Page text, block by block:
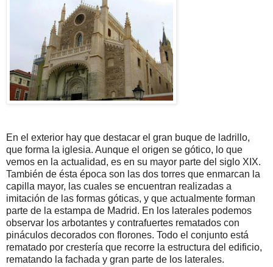
En el exterior hay que destacar el gran buque de ladrillo,
que forma la iglesia. Aunque el origen se gótico, lo que
vemos en la actualidad, es en su mayor parte del siglo XIX.
También de ésta época son las dos torres que enmarcan la
capilla mayor, las cuales se encuentran realizadas a
imitación de las formas góticas, y que actualmente forman
parte de la estampa de Madrid. En los laterales podemos
observar los arbotantes y contrafuertes rematados con
pináculos decorados con florones. Todo el conjunto está
rematado por crestería que recorre la estructura del edificio,
rematando la fachada y gran parte de los laterales.